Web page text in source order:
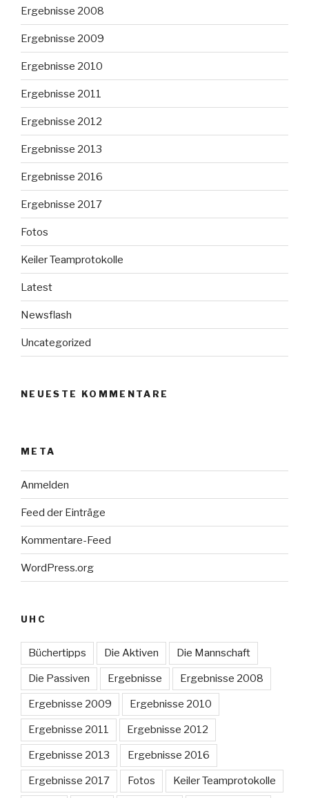
Ergebnisse 2008
Ergebnisse 2009
Ergebnisse 2010
Ergebnisse 2011
Ergebnisse 2012
Ergebnisse 2013
Ergebnisse 2016
Ergebnisse 2017
Fotos
Keiler Teamprotokolle
Latest
Newsflash
Uncategorized
NEUESTE KOMMENTARE
META
Anmelden
Feed der Einträge
Kommentare-Feed
WordPress.org
UHC
Büchertipps Die Aktiven Die Mannschaft
Die Passiven Ergebnisse Ergebnisse 2008
Ergebnisse 2009 Ergebnisse 2010
Ergebnisse 2011 Ergebnisse 2012
Ergebnisse 2013 Ergebnisse 2016
Ergebnisse 2017 Fotos Keiler Teamprotokolle